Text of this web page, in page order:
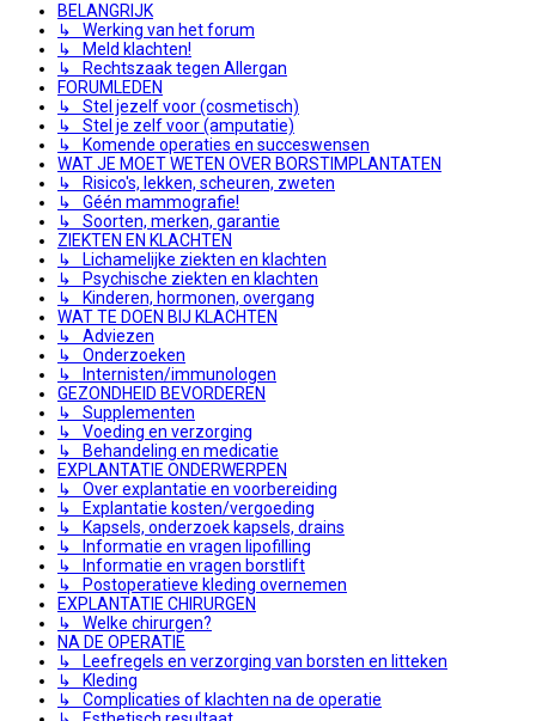
BELANGRIJK
↳ Werking van het forum
↳ Meld klachten!
↳ Rechtszaak tegen Allergan
FORUMLEDEN
↳ Stel jezelf voor (cosmetisch)
↳ Stel je zelf voor (amputatie)
↳ Komende operaties en succeswensen
WAT JE MOET WETEN OVER BORSTIMPLANTATEN
↳ Risico's, lekken, scheuren, zweten
↳ Géén mammografie!
↳ Soorten, merken, garantie
ZIEKTEN EN KLACHTEN
↳ Lichamelijke ziekten en klachten
↳ Psychische ziekten en klachten
↳ Kinderen, hormonen, overgang
WAT TE DOEN BIJ KLACHTEN
↳ Adviezen
↳ Onderzoeken
↳ Internisten/immunologen
GEZONDHEID BEVORDEREN
↳ Supplementen
↳ Voeding en verzorging
↳ Behandeling en medicatie
EXPLANTATIE ONDERWERPEN
↳ Over explantatie en voorbereiding
↳ Explantatie kosten/vergoeding
↳ Kapsels, onderzoek kapsels, drains
↳ Informatie en vragen lipofilling
↳ Informatie en vragen borstlift
↳ Postoperatieve kleding overnemen
EXPLANTATIE CHIRURGEN
↳ Welke chirurgen?
NA DE OPERATIE
↳ Leefregels en verzorging van borsten en litteken
↳ Kleding
↳ Complicaties of klachten na de operatie